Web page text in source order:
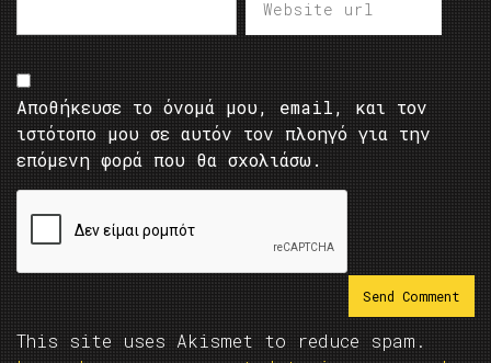
Αποθήκευσε το όνομά μου, email, και τον
ιστότοπο μου σε αυτόν τον πλοηγό για την
επόμενη φορά που θα σχολιάσω.
This site uses Akismet to reduce spam.